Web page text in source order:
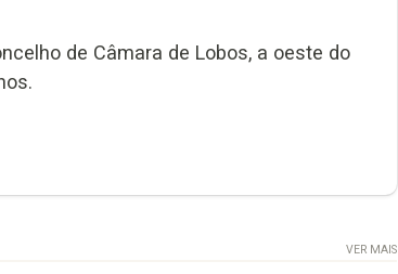
de Câmara de Lobos, a oeste do
VER MAIS